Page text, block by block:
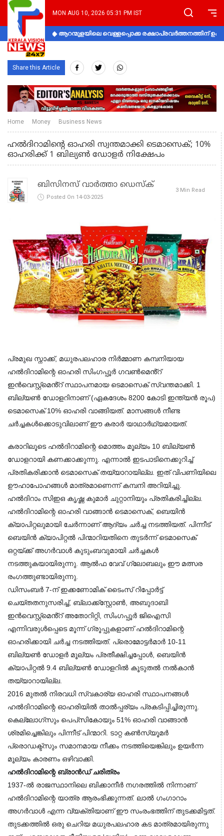
MON AUG 10, 2026 05:31 PM IST
ആറന്മുളയിലെ വെള്ളപ്പൊക്ക രക്ഷാപ്രവര്‍ത്തനത്തിന്
Share this Article
Home Money Business News
ഹൽദിറാമിന്റെ ഓഹരി സ്വന്തമാക്കി ടെമാസെക്; 10%
ഓഹരിക്ക് 1 ബില്യൺ ഡോളർ നിക്ഷേപം
ബിസിനസ് വാർത്താ ഡെസ്ക്
Posted On 14-03-2025
3 Min Read
പ്രമുഖ സ്നാക്ക്, മധുരപലഹാര നിർമ്മാണ കമ്പനിയായ
ഹൽദിറാമിന്റെ ഓഹരി സിംഗപ്പൂർ ഗവൺമെൻ്റ്
ഇൻവെസ്റ്റ്‌മെൻ്റ് സ്ഥാപനമായ ടെമാസെക് സ്വന്തമാക്കി. 1
ബില്യൺ ഡോളറിനാണ് (ഏകദേശം 8200 കോടി ഇന്ത്യൻ രൂപ)
ടെമാസെക് 10% ഓഹരി വാങ്ങിയത്. മാസങ്ങൾ നീണ്ട
ചർച്ചകൾക്കൊടുവിലാണ് ഈ കരാർ യാഥാർഥ്യമായത്.
കരാറിലൂടെ ഹൽദിറാമിന്റെ മൊത്തം മൂല്യം 10 ബില്യൺ
ഡോളറായി കണക്കാക്കുന്നു. എന്നാൽ ഇടപാടിനെക്കുറിച്ച്
പ്രതികരിക്കാൻ ടെമാസെക് തയ്യാറായില്ല. ഇത് വിപണിയിലെ
ഊഹാപോഹങ്ങൾ മാത്രമാണെന്ന് കമ്പനി അറിയിച്ചു.
ഹൽദിറാം സിഇഒ കൃഷ്ണ കുമാർ ചുറ്റാനിയും പ്രതികരിച്ചില്ല.
ഹൽദിറാമിന്റെ ഓഹരി വാങ്ങാൻ ടെമാസെക്, ബെയിൻ
ക്യാപിറ്റലുമായി ചേർന്നാണ് ആദ്യം ചർച്ച നടത്തിയത്. പിന്നീട്
ബെയിൻ ക്യാപിറ്റൽ പിന്മാറിയതിനെ തുടർന്ന് ടെമാസെക്
ഒറ്റയ്ക്ക് അഗർവാൾ കുടുംബവുമായി ചർച്ചകൾ
നടത്തുകയായിരുന്നു. ആൽഫ വേവ് ഗ്ലോബലും ഈ മത്സര
രംഗത്തുണ്ടായിരുന്നു.
ഡിസംബർ 7-ന് ഇക്കണോമിക് ടൈംസ് റിപ്പോർട്ട്
ചെയ്തതനുസരിച്ച്, ബ്ലാക്ക്സ്റ്റോൺ, അബുദാബി
ഇൻവെസ്റ്റ്‌മെൻ്റ് അതോറിറ്റി, സിംഗപ്പൂർ ജിഐസി
എന്നിവരുൾപ്പെടെ മൂന്ന് ഗ്രൂപ്പുകളാണ് ഹൽദിറാമിന്റെ
ഓഹരിക്കായി ചർച്ച നടത്തിയത്. പ്രൊമോട്ടർമാർ 10-11
ബില്യൺ ഡോളർ മൂല്യം പ്രതീക്ഷിച്ചപ്പോൾ, ബെയിൻ
ക്യാപിറ്റൽ 9.4 ബില്യൺ ഡോളറിൽ കൂടുതൽ നൽകാൻ
തയ്യാറായില്ല.
2016 മുതൽ നിരവധി സ്വകാര്യ ഓഹരി സ്ഥാപനങ്ങൾ
ഹൽദിറാമിന്റെ ഓഹരിയിൽ താൽപ്പര്യം പ്രകടിപ്പിച്ചിരുന്നു.
കെല്ലോഗ്‌സും പെപ്‌സികോയും 51% ഓഹരി വാങ്ങാൻ
ശ്രമിച്ചെങ്കിലും പിന്നീട് പിന്മാറി. ടാറ്റ കൺസ്യൂമർ
പ്രൊഡക്ട്‌സും സമാനമായ നീക്കം നടത്തിയെങ്കിലും ഉയർന്ന
മൂല്യം കാരണം ഒഴിവാക്കി.
ഹൽദിറാമിന്റെ ബ്രാൻഡ് ചരിത്രം
1937-ൽ രാജസ്ഥാനിലെ ബിക്കാനീർ നഗരത്തിൽ നിന്നാണ്
ഹൽദിറാമിന്റെ യാത്ര ആരംഭിക്കുന്നത്. ലാൽ ഗംഗാറാം
അഗർവാൾ എന്ന വ്യക്തിയാണ് ഈ സംരംഭത്തിന് തുടക്കമിട്ടത്.
തുടക്കത്തിൽ ഒരു ചെറിയ മധുരപലഹാര കട മാത്രമായിരുന്നു